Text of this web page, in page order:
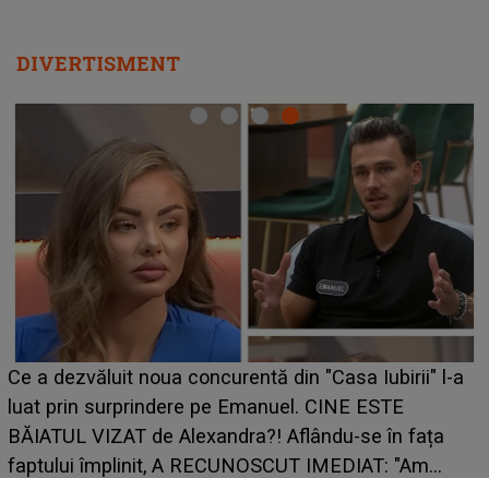
DIVERTISMENT
HOROSCOP de weekend, 8-9 august 2026. Zodia
care riscă să rămână fără bani. O decizie luată în
grabă îi aduce pierderi semnificative și îi dă toate
planurile peste cap